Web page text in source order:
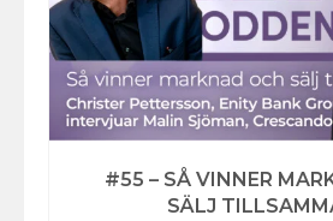
#55 – SÅ VINNER
SÄLJ